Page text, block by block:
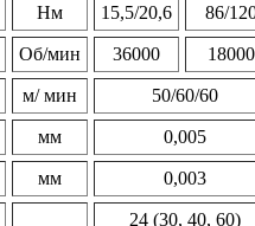
Нм 15,5/20,6 86/
Об/мин 36000 18000
м/ мин 50/60/60
мм 0,005
мм 0,003
24 (30, 40, 60)